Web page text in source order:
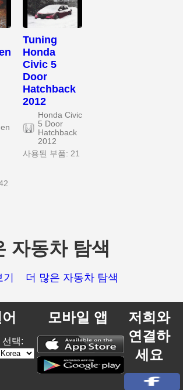
Tuning
Honda
Civic 5
Door
Hatchback
2012
Honda Civic
5 Door
Hatchback
2012
사용된 부품: 21
자동차 탐색
기 더 많은 자동차 탐색
선택:
모바일 앱
저희와
연결하
세요